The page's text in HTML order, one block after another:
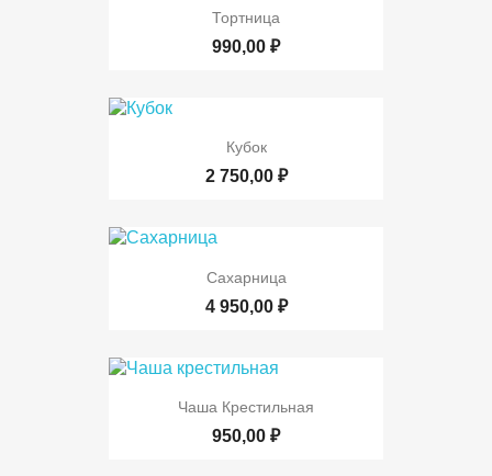
Тортница
990,00 ₽
Кубок
2 750,00 ₽
Сахарница
4 950,00 ₽
Чаша Крестильная
950,00 ₽